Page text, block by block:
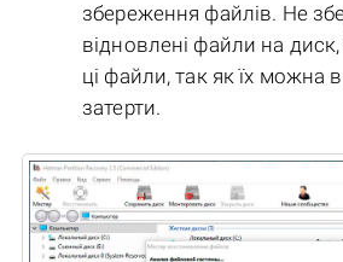
збереження файлів. Не
відновлені файли на
ці файли, так як їх можна
затерти.